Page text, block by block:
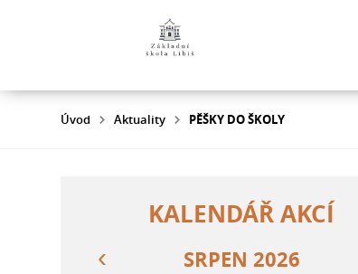
Úvod Aktuality PĚŠKY DO ŠKOLY
KALENDÁŘ AKCÍ
SRPEN 2026